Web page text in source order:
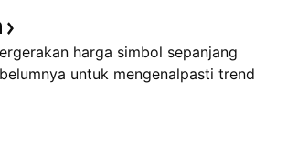
harga simbol sepanjang
untuk mengenalpasti trend